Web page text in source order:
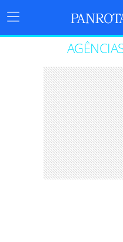
Menu
Principal